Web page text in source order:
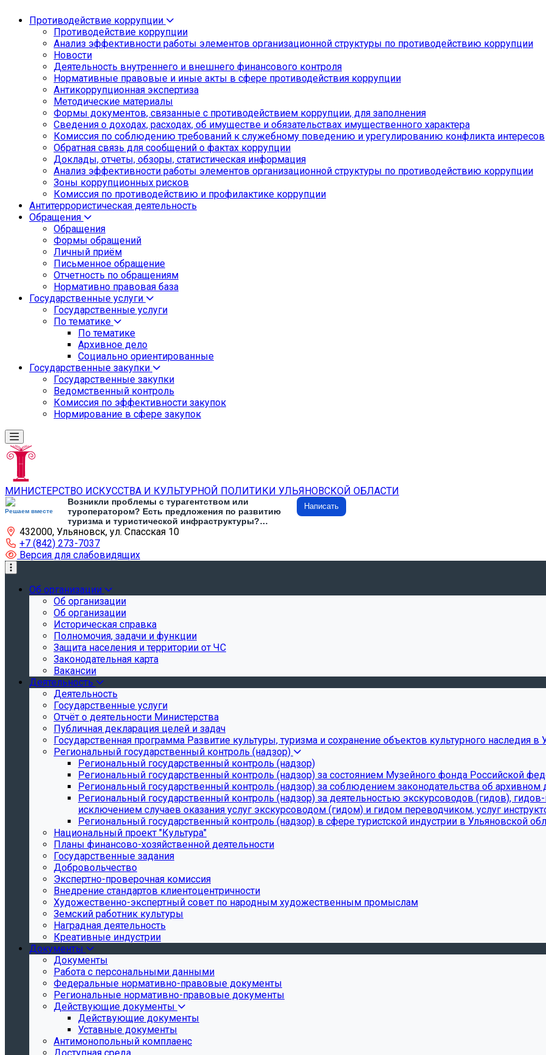
Противодействие коррупции
Противодействие коррупции
Анализ эффективности работы элементов организационной структуры по противодействию коррупции
Новости
Деятельность внутреннего и внешнего финансового контроля
Нормативные правовые и иные акты в сфере противодействия коррупции
Антикоррупционная экспертиза
Методические материалы
Формы документов, связанные с противодействием коррупции, для заполнения
Сведения о доходах, расходах, об имуществе и обязательствах имущественного характера
Комиссия по соблюдению требований к служебному поведению и урегулированию конфликта интересов
Обратная связь для сообщений о фактах коррупции
Доклады, отчеты, обзоры, статистическая информация
Анализ эффективности работы элементов организационной структуры по противодействию коррупции
Зоны коррупционных рисков
Комиссия по противодействию и профилактике коррупции
Антитеррористическая деятельность
Обращения
Обращения
Формы обращений
Личный приём
Письменное обращение
Отчетность по обращениям
Нормативно правовая база
Государственные услуги
Государственные услуги
По тематике
По тематике
Архивное дело
Социально ориентированные
Государственные закупки
Государственные закупки
Ведомственный контроль
Комиссия по эффективности закупок
Нормирование в сфере закупок
МИНИСТЕРСТВО ИСКУССТВА И КУЛЬТУРНОЙ ПОЛИТИКИ УЛЬЯНОВСКОЙ ОБЛАСТИ
Решаем вместе
Возникли проблемы с турагентством или
туроператором? Есть предложения по развитию
туризма и туристической инфраструктуры?
Напишите об этом
Написать
432000, Ульяновск, ул. Спасская 10
+7 (842) 273-7037
Версия для слабовидящих
Об организации
Об организации
Об организации
Историческая справка
Полномочия, задачи и функции
Защита населения и территории от ЧС
Законодательная карта
Вакансии
Деятельность
Деятельность
Государственные услуги
Отчёт о деятельности Министерства
Публичная декларация целей и задач
Государственная программа Развитие культуры, туризма и сохранение объектов культурного наследия в
Региональный государственный контроль (надзор)
Региональный государственный контроль (надзор)
Региональный государственный контроль (надзор) за состоянием Музейного фонда Российской
Региональный государственный контроль (надзор) за соблюдением законодательства об архивном
Региональный государственный контроль (надзор) за деятельностью экскурсоводов (гидов),
исключением случаев оказания услуг экскурсоводом (гидом) и гидом переводчиком, услуг
Региональный государственный контроль (надзор) в сфере туристской индустрии в Ульяновской
Национальный проект "Культура"
Планы финансово-хозяйственной деятельности
Государственные задания
Добровольчество
Экспертно-проверочная комиссия
Внедрение стандартов клиентоцентричности
Художественно-экспертный совет по народным художественным промыслам
Земский работник культуры
Наградная деятельность
Креативные индустрии
Документы
Документы
Работа с персональными данными
Федеральные нормативно-правовые документы
Региональные нормативно-правовые документы
Действующие документы
Действующие документы
Уставные документы
Антимонопольный комплаенс